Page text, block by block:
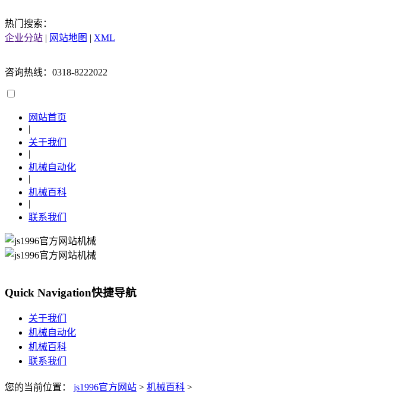
热门搜索：
企业分站 | 网站地图 | XML
咨询热线：0318-8222022
网站首页
|
关于我们
|
机械自动化
|
机械百科
|
联系我们
Quick Navigation快捷导航
关于我们
机械自动化
机械百科
联系我们
您的当前位置： js1996官方网站 > 机械百科 >